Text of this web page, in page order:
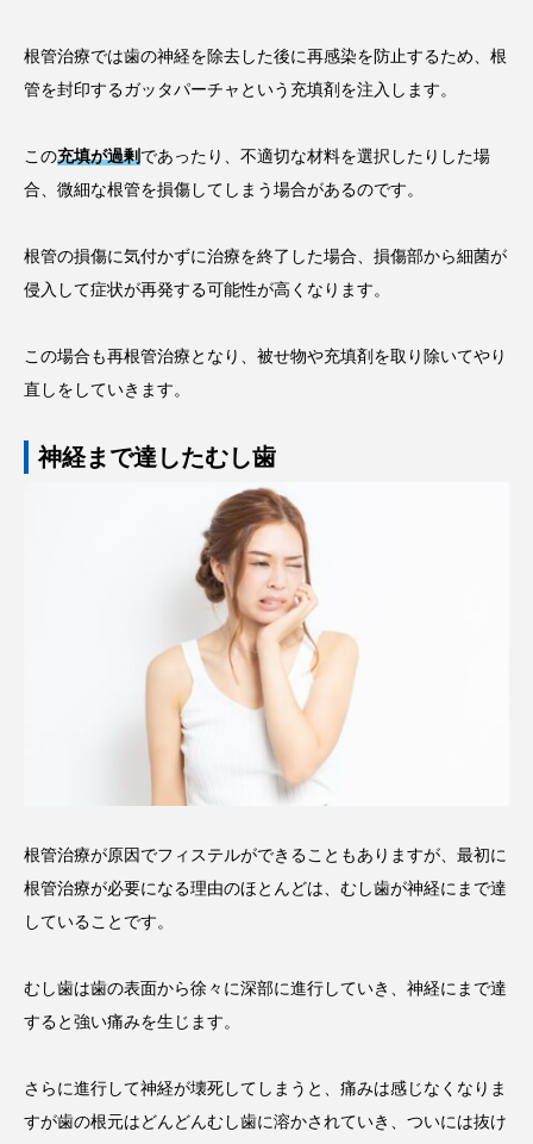
根管治療では歯の神経を除去した後に再感染を防止するため、根
管を封印するガッタパーチャという充填剤を注入します。
この充填が過剰であったり、不適切な材料を選択したりした場
合、微細な根管を損傷してしまう場合があるのです。
根管の損傷に気付かずに治療を終了した場合、損傷部から細菌が
侵入して症状が再発する可能性が高くなります。
この場合も再根管治療となり、被せ物や充填剤を取り除いてやり
直しをしていきます。
神経まで達したむし歯
根管治療が原因でフィステルができることもありますが、最初に
根管治療が必要になる理由のほとんどは、むし歯が神経にまで達
していることです。
むし歯は歯の表面から徐々に深部に進行していき、神経にまで達
すると強い痛みを生じます。
さらに進行して神経が壊死してしまうと、痛みは感じなくなりま
すが歯の根元はどんどんむし歯に溶かされていき、ついには抜け